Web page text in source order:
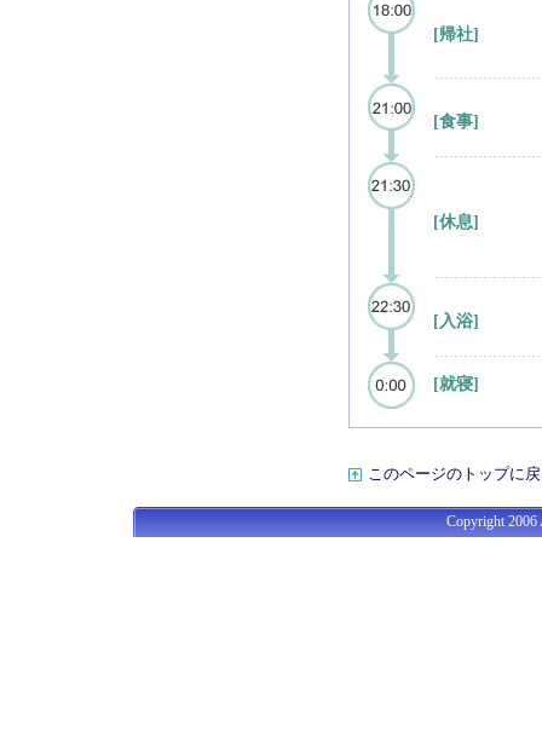
[帰社]
[食事]
[休息]
[入浴]
[就寝]
このページのトップに
Copyright